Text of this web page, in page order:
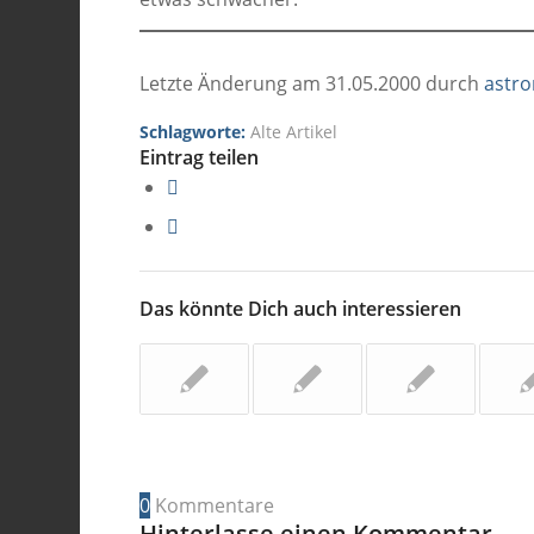
Letzte Änderung am 31.05.2000 durch
Schlagworte: Alte Artikel
Eintrag teilen
Das könnte Dich auch interessieren
0 Kommentare